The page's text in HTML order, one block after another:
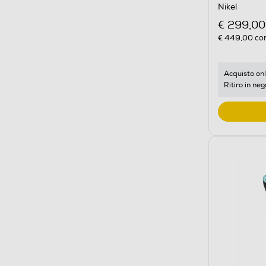
Nikel
€ 299,00
€ 449,00
Acquisto
Ritiro in